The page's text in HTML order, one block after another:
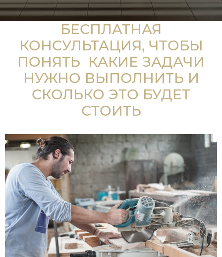
БЕСПЛАТНАЯ
КОНСУЛЬТАЦИЯ, ЧТОБЫ
ПОНЯТЬ КАКИЕ ЗАДАЧИ
НУЖНО ВЫПОЛНИТЬ И
СКОЛЬКО ЭТО БУДЕТ
СТОИТЬ